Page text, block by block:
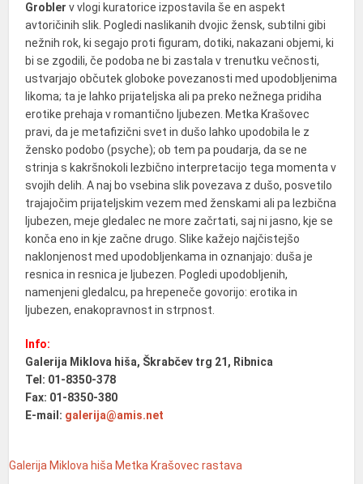
Grobler v vlogi kuratorice izpostavila še en aspekt
avtoričinih slik. Pogledi naslikanih dvojic žensk, subtilni gibi
nežnih rok, ki segajo proti figuram, dotiki, nakazani objemi, ki
bi se zgodili, če podoba ne bi zastala v trenutku večnosti,
ustvarjajo občutek globoke povezanosti med upodobljenima
likoma; ta je lahko prijateljska ali pa preko nežnega pridiha
erotike prehaja v romantično ljubezen. Metka Krašovec
pravi, da je metafizični svet in dušo lahko upodobila le z
žensko podobo (psyche); ob tem pa poudarja, da se ne
strinja s kakršnokoli lezbično interpretacijo tega momenta v
svojih delih. A naj bo vsebina slik povezava z dušo, posvetilo
trajajočim prijateljskim vezem med ženskami ali pa lezbična
ljubezen, meje gledalec ne more začrtati, saj ni jasno, kje se
konča eno in kje začne drugo. Slike kažejo najčistejšo
naklonjenost med upodobljenkama in oznanjajo: duša je
resnica in resnica je ljubezen. Pogledi upodobljenih,
namenjeni gledalcu, pa hrepeneče govorijo: erotika in
ljubezen, enakopravnost in strpnost.
Info:
Galerija Miklova hiša, Škrabčev trg 21, Ribnica
Tel: 01-8350-378
Fax: 01-8350-380
E-mail: galerija@amis.net
Galerija Miklova hiša Metka Krašovec rastava